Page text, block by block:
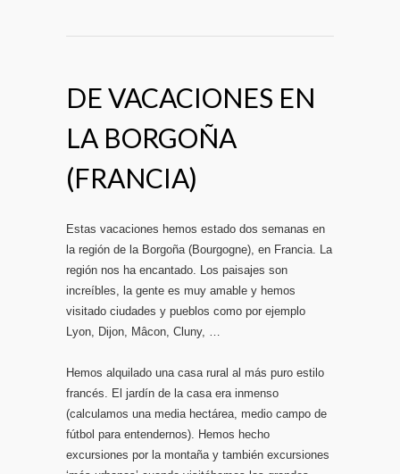
DE VACACIONES EN
LA BORGOÑA
(FRANCIA)
Estas vacaciones hemos estado dos semanas en
la región de la Borgoña (Bourgogne), en Francia. La
región nos ha encantado. Los paisajes son
increíbles, la gente es muy amable y hemos
visitado ciudades y pueblos como por ejemplo
Lyon, Dijon, Mâcon, Cluny, …
Hemos alquilado una casa rural al más puro estilo
francés. El jardín de la casa era inmenso
(calculamos una media hectárea, medio campo de
fútbol para entendernos). Hemos hecho
excursiones por la montaña y también excursiones